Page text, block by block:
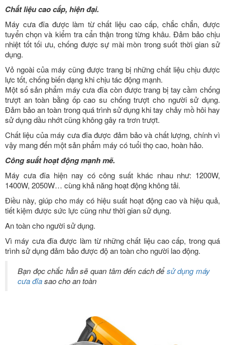
Chất liệu cao cấp, hiện đại.
Máy cưa đĩa được làm từ chất liệu cao cấp, chắc chắn, được
tuyển chọn và kiểm tra cẩn thận trong từng khâu. Đảm bảo chịu
nhiệt tốt tối ưu, chống được sự mài mòn trong suốt thời gian sử
dụng.
Vỏ ngoài của máy cũng được trang bị những chất liệu chịu được
lực tốt, chống biến dạng khi chịu tác động mạnh.
Một số sản phẩm máy cưa đĩa còn được trang bị tay cầm chống
trượt an toàn bằng ốp cao su chống trượt cho người sử dụng.
Đảm bảo an toàn trong quá trình sử dụng khi tay chảy mồ hôi hay
sử dụng dầu nhớt cũng không gây ra trơn trượt.
Chất liệu của máy cưa đĩa được đảm bảo và chất lượng, chính vì
vậy mang đến một sản phẩm máy có tuổi thọ cao, hoàn hảo.
Công suất hoạt động mạnh mẽ.
Máy cưa đĩa hiện nay có công suất khác nhau như: 1200W,
1400W, 2050W… cùng khả năng hoạt động không tải.
Điều này, giúp cho máy có hiệu suất hoạt động cao và hiệu quả,
tiết kiệm được sức lực cũng như thời gian sử dụng.
An toàn cho người sử dụng.
Vì máy cưa đĩa được làm từ những chất liệu cao cấp, trong quá
trình sử dụng đảm bảo được độ an toàn cho người lao động.
Bạn đọc chắc hẳn sẽ quan tâm đến cách đểsử dụng máy
cưa đĩasao cho an toàn